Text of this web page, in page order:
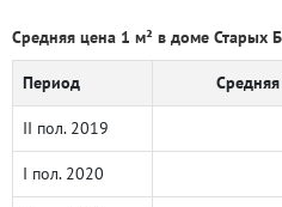
Средняя цена 1 м² в доме Старых
Период
II пол. 2019
I пол. 2020